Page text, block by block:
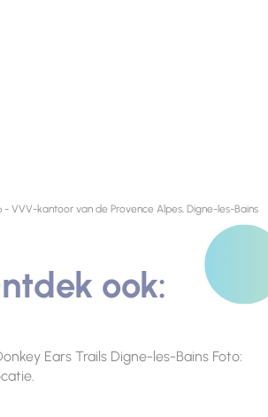
VVV-kantoor van de Provence Alpes, Digne-les-Bains
ook:
Ears Trails Digne-les-Bains Foto: